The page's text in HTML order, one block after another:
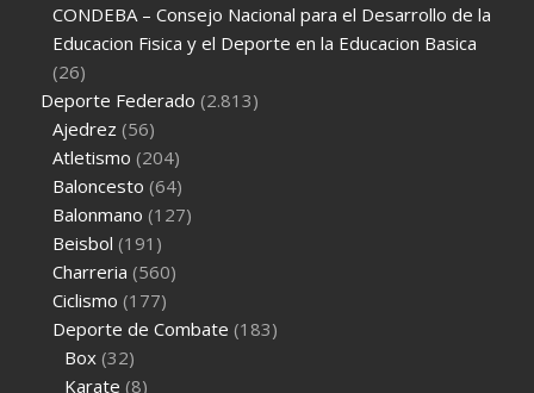
CONDEBA – Consejo Nacional para el Desarrollo de la
Educacion Fisica y el Deporte en la Educacion Basica
(26)
Deporte Federado (2.813)
Ajedrez (56)
Atletismo (204)
Baloncesto (64)
Balonmano (127)
Beisbol (191)
Charreria (560)
Ciclismo (177)
Deporte de Combate (183)
Box (32)
Karate (8)